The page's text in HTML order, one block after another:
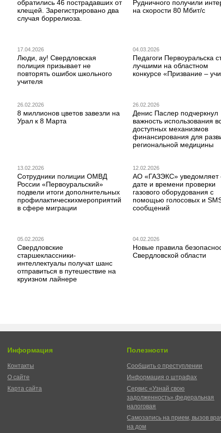
обратились 46 пострадавших от
клещей. Зарегистрировано два
случая боррелиоза.
Рудничного получили
на скорости 80 Мбит/с
17.04.2026
Люди, ау! Свердловская
полиция призывает не
повторять ошибок школьного
учителя
04.03.2026
Педагоги Первоуральска
лучшими на областном
конкурсе «Призвание –
26.02.2026
8 миллионов цветов завезли на
Урал к 8 Марта
26.02.2026
Денис Паслер подчеркнул
важность использования
доступных механизмов
финансирования для
региональной медицины
13.02.2026
Сотрудники полиции ОМВД
России «Первоуральский»
подвели итоги дополнительных
профилактическихмероприятий
в сфере миграции
12.02.2026
АО «ГАЗЭКС» уведомляет
дате и времени проверки
газового оборудования с
помощью голосовых и
сообщений
05.02.2026
Свердловские
старшеклассники-
интеллектуалы получат шанс
отправиться в путешествие на
круизном лайнере
04.02.2026
Новые правила
Свердловской области
Информация
Контакты
О сайте
Карта сайта
Полезности
Сообщить о преступлении
Информация о штрафах
Сервис «Узнай свою
задолженность» федеральная
налоговая
Самозапись на прием, вызов
на дом